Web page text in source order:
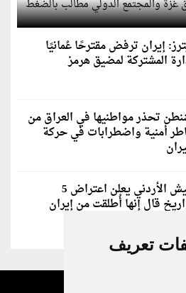
تعريف
إيران ترفض مقترحًا عُمانيًا
المشتركة لمضيق هرمز
تحذر مواطنيها في العراق من
أمنية واضطرابات في حركة
الجيش الأردني يعلن اعتراض 5
قال إنها أُطلقت من إيران